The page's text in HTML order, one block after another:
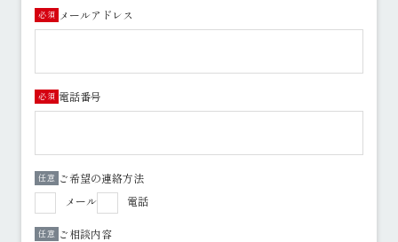
必須 メールアドレス
必須 電話番号
任意 ご希望の連絡方法
メール
電話
任意 ご相談内容